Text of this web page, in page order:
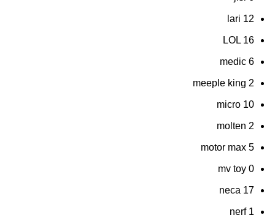
lari 12
LOL 16
medic 6
meeple king 2
micro 10
molten 2
motor max 5
mv toy 0
neca 17
nerf 1